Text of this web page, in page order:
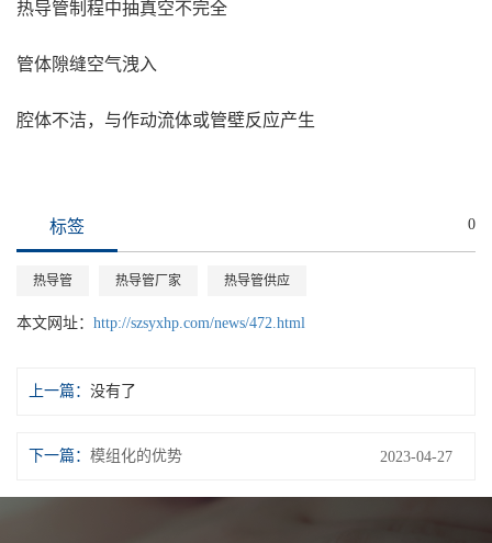
热导管制程中抽真空不完全
管体隙缝空气洩入
腔体不洁，与作动流体或管壁反应产生
标签 0
热导管 热导管厂家 热导管供应
本文网址： http://szsyxhp.com/news/472.html
上一篇： 没有了
下一篇： 模组化的优势 2023-04-27